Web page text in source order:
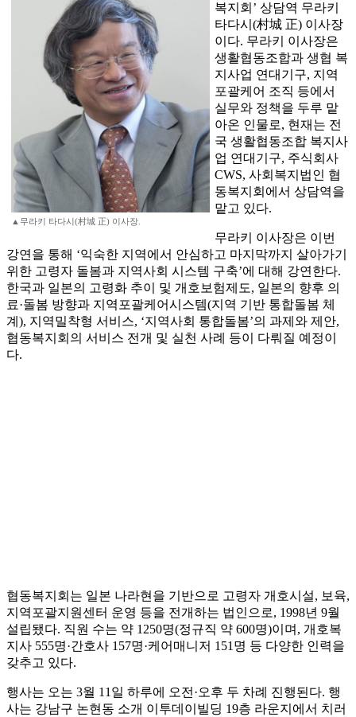
▲무라키 타다시(村城 正) 이사장.
복지회’ 상담역 무라키
타다시(村城 正) 이사장
이다. 무라키 이사장은
생활협동조합과 생협 복
지사업 연대기구, 지역
포괄케어 조직 등에서
실무와 정책을 두루 맡
아온 인물로, 현재는 전
국 생활협동조합 복지사
업 연대기구, 주식회사
CWS, 사회복지법인 협
동복지회에서 상담역을
맡고 있다.
무라키 이사장은 이번
강연을 통해 ‘익숙한 지역에서 안심하고 마지막까지 살아가기
위한 고령자 돌봄과 지역사회 시스템 구축’에 대해 강연한다.
한국과 일본의 고령화 추이 및 개호보험제도, 일본의 향후 의
료·돌봄 방향과 지역포괄케어시스템(지역 기반 통합돌봄 체
계), 지역밀착형 서비스, ‘지역사회 통합돌봄’의 과제와 제안,
협동복지회의 서비스 전개 및 실천 사례 등이 다뤄질 예정이
다.
협동복지회는 일본 나라현을 기반으로 고령자 개호시설, 보육,
지역포괄지원센터 운영 등을 전개하는 법인으로, 1998년 9월
설립됐다. 직원 수는 약 1250명(정규직 약 600명)이며, 개호복
지사 555명·간호사 157명·케어매니저 151명 등 다양한 인력을
갖추고 있다.
행사는 오는 3월 11일 하루에 오전·오후 두 차례 진행된다. 행
사는 강남구 논현동 소개 이투데이빌딩 19층 라운지에서 치러